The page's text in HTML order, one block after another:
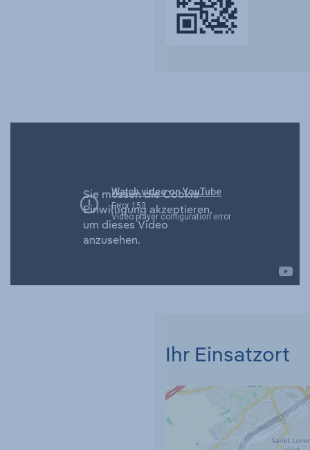
Sie müssen die Cookie-
Einwilligung akzeptieren,
um dieses Video
anzusehen.
Ihr Einsatzort